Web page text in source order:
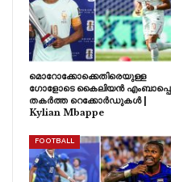
മൊറോക്കോക്കെതിരെയുള്ള
ഗോളോടെ കൈലിയൻ എംബാപ്പെ
തകർത്ത റെക്കോർഡുകൾ |
Kylian Mbappe
FOOTBALL